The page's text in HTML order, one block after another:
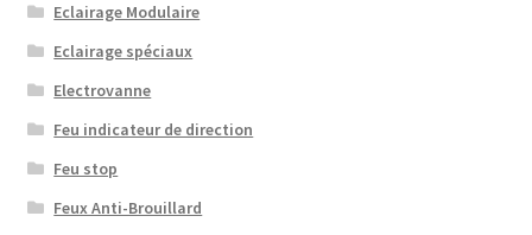
Eclairage Modulaire
Eclairage spéciaux
Electrovanne
Feu indicateur de direction
Feu stop
Feux Anti-Brouillard